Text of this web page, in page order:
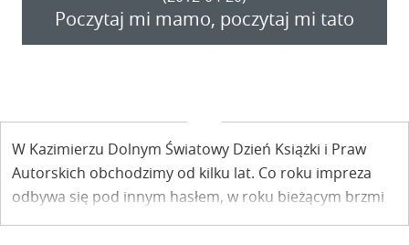
Poczytaj mi mamo, poczytaj mi tato
W Kazimierzu Dolnym Światowy Dzień Książki i Praw
Autorskich obchodzimy od kilku lat. Co roku impreza
odbywa się pod innym hasłem, w roku bieżącym brzmi
ono: „Poczytaj mi mamo, poczytaj mi tato”.